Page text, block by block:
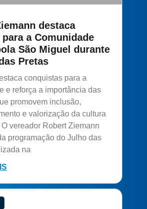
destaca
a Comunidade
São Miguel durante
Pretas
conquistas para a
e reforça a importância das
promovem inclusão,
e valorização da cultura
vereador Robert Ziemann
programação do Julho das
na